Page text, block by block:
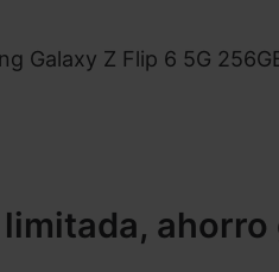
Galaxy Z Flip 6 5G
ahorro